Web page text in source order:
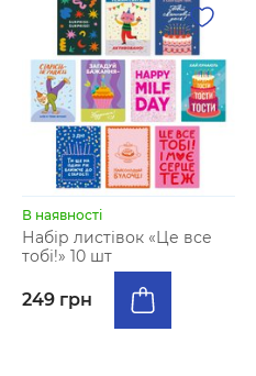
В наявності
Набір листівок «Це все
тобі!» 10 шт
249 грн